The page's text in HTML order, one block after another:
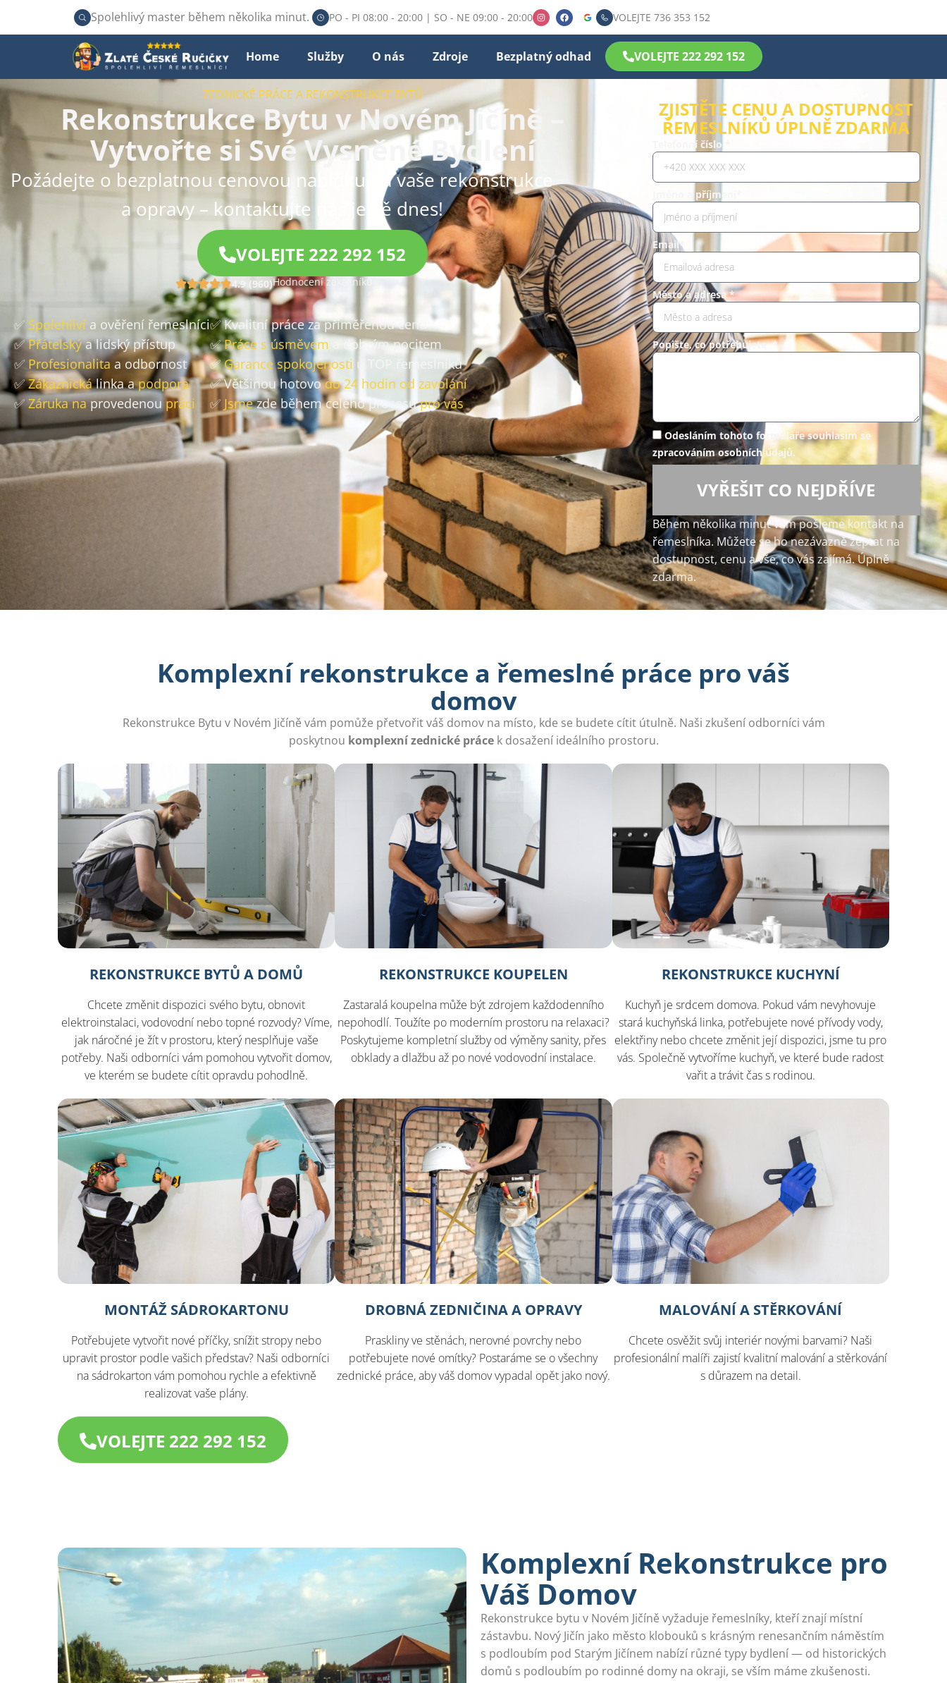
Spolehlivý master během několika minut. PO - PI 08:00 - 20:00 | SO - NE 09:00 - 20:00 VOLEJTE 736 353 152
Home Služby O nás Zdroje Bezplatný odhad VOLEJTE 222 292 152
ZEDNICKÉ PRÁCE A REKONSTRUKCE BYTŮ
Rekonstrukce Bytu v Novém Jičíně –
Vytvořte si Své Vysněné Bydlení
Požádejte o bezplatnou cenovou nabídku na vaše rekonstrukce
a opravy – kontaktujte nás ještě dnes!
VOLEJTE 222 292 152
4.9 (960)Hodnocení zákazníků
✅ Spolehliví a ověření řemeslníci
✅Přátelskýa lidský přístup
✅ Profesionalitaa odbornost
✅Zákaznickálinka apodpora
✅Záruka naprovedenou práci
✅ Kvalitní práce za přiměřenou cenu
✅Práce s úsměvem a dobrým pocitem
✅Garance spokojenosti u TOP řemeslníků
✅ Většinou hotovodo 24 hodin od zavolání
✅ Jsmezde během celého procesupro vás
ZJISTĚTE CENU A DOSTUPNOST
ŘEMESLNÍKŮ ÚPLNĚ ZDARMA
Telefonní číslo *
Jméno a příjmení*
Email*
Město a adresa *
Popište, co potřebujete *
Odesláním tohoto formuláře souhlasím se
zpracováním osobních údajů.
VYŘEŠIT CO NEJDŘÍVE
Během několika minut vám pošleme kontakt na
řemeslníka. Můžete se ho nezávazně zeptat na
dostupnost, cenu a vše, co vás zajímá. Úplně
zdarma.
Komplexní rekonstrukce a řemeslné práce pro váš
domov
Rekonstrukce Bytu v Novém Jičíně vám pomůže přetvořit váš domov na místo, kde se budete cítit útulně. Naši zkušení odborníci vám
poskytnou komplexní zednické prácek dosažení ideálního prostoru.
REKONSTRUKCE BYTŮ A DOMŮ
Chcete změnit dispozici svého bytu, obnovit
elektroinstalaci, vodovodní nebo topné rozvody? Víme,
jak náročné je žít v prostoru, který nesplňuje vaše
potřeby. Naši odborníci vám pomohou vytvořit domov,
ve kterém se budete cítit opravdu pohodlně.
REKONSTRUKCE KOUPELEN
Zastaralá koupelna může být zdrojem každodenního
nepohodlí. Toužíte po moderním prostoru na relaxaci?
Poskytujeme kompletní služby od výměny sanity, přes
obklady a dlažbu až po nové vodovodní instalace.
REKONSTRUKCE KUCHYNÍ
Kuchyň je srdcem domova. Pokud vám nevyhovuje
stará kuchyňská linka, potřebujete nové přívody vody,
elektřiny nebo chcete změnit její dispozici, jsme tu pro
vás. Společně vytvoříme kuchyň, ve které bude radost
vařit a trávit čas s rodinou.
MONTÁŽ SÁDROKARTONU
Potřebujete vytvořit nové příčky, snížit stropy nebo
upravit prostor podle vašich představ? Naši odborníci
na sádrokarton vám pomohou rychle a efektivně
realizovat vaše plány.
DROBNÁ ZEDNIČINA A OPRAVY
Praskliny ve stěnách, nerovné povrchy nebo
potřebujete nové omítky? Postaráme se o všechny
zednické práce, aby váš domov vypadal opět jako nový.
MALOVÁNÍ A STĚRKOVÁNÍ
Chcete osvěžit svůj interiér novými barvami? Naši
profesionální malíři zajistí kvalitní malování a stěrkování
s důrazem na detail.
VOLEJTE 222 292 152
Komplexní Rekonstrukce pro
Váš Domov
Rekonstrukce bytu v Novém Jičíně vyžaduje řemeslníky, kteří znají místní
zástavbu. Nový Jičín jako město klobouků s krásným renesančním náměstím
s podloubím pod Starým Jičínem nabízí různé typy bydlení — od historických
domů s podloubím po rodinné domy na okraji, se vším máme zkušenosti.